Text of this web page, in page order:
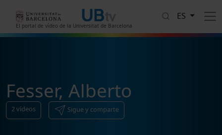
El portal de vídeo de la Universitat de Barcelona
ES
Fesser, Alberto
2vídeos Sigue y comparte